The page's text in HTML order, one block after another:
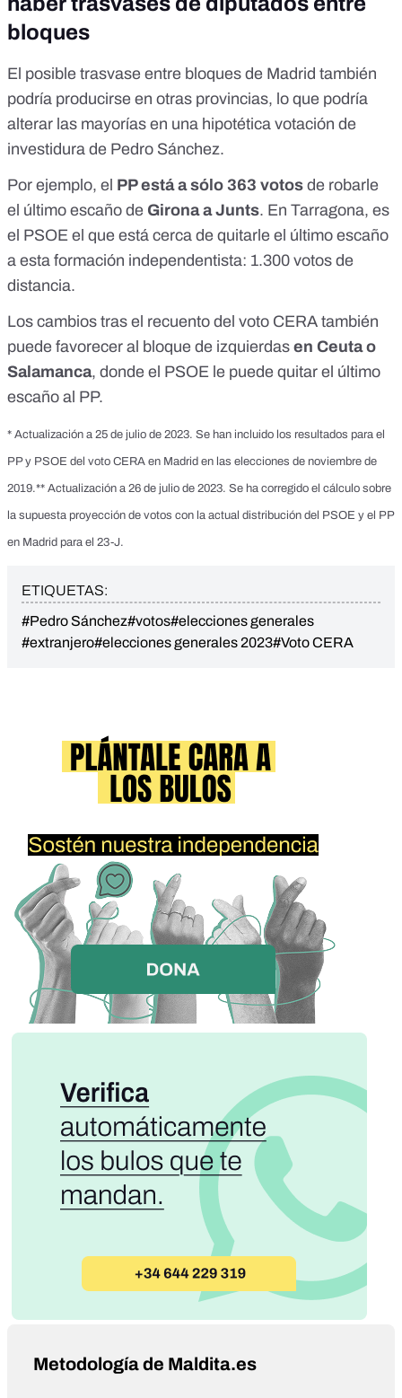
bloques
El posible trasvase entre bloques de Madrid también
podría producirse en otras provincias, lo que podría
alterar las mayorías en una hipotética votación de
investidura de Pedro Sánchez.
Por ejemplo, el PP está a sólo 363 votos de robarle
el último escaño de Girona a Junts. En Tarragona, es
el PSOE el que está cerca de quitarle el último escaño
a esta formación independentista: 1.300 votos de
distancia.
Los cambios tras el recuento del voto CERA también
puede favorecer al bloque de izquierdas en Ceuta o
Salamanca, donde el PSOE le puede quitar el último
escaño al PP.
* Actualización a 25 de julio de 2023. Se han incluido los resultados para el
PP y PSOE del voto CERA en Madrid en las elecciones de noviembre de
2019.** Actualización a 26 de julio de 2023. Se ha corregido el cálculo sobre
la supuesta proyección de votos con la actual distribución del PSOE y el PP
en Madrid para el 23-J.
ETIQUETAS:
#Pedro Sánchez#votos#elecciones generales
#extranjero#elecciones generales 2023#Voto CERA
Metodología de Maldita.es